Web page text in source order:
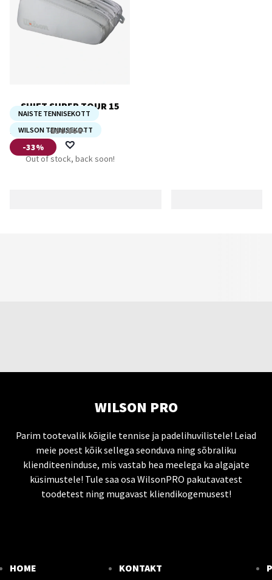
NAISTE TENNISEKOTT
WILSON TENNISEKOTT
-33%
SHIFT SUPER TOUR 15
PACK
100.00€ 150.00€
Out of stock, back soon!
HOME KONTAKT
WILSON PRO
Parim tootevalik kõigile tennise ja padelihuvilistele! Leiad
meie poest kõik sellega seonduva ning sõbraliku
klienditeeninduse, mis vastab hea meelega ka algajate
küsimustele! Tule saa osa WilsonPRO pakutavatest
toodetest ning mugavast kliendikogemusest!